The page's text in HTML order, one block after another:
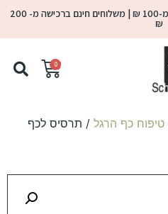
שליח עד הבית ב-30 ₪ בלבד בקנייה מ-100 ₪ | משלוחים חינם ברכישה מ- 200
₪
0
טיפוח כף הרגל / תרסיס לכף